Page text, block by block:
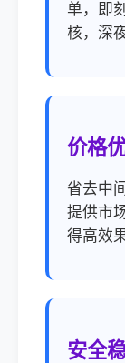
单，即
核，深
价格
省去中
提供市
得高效果
安全